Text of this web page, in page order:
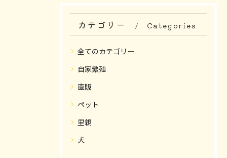
カテゴリー Categories
全てのカテゴリー
自家繁殖
直販
ペット
里親
犬